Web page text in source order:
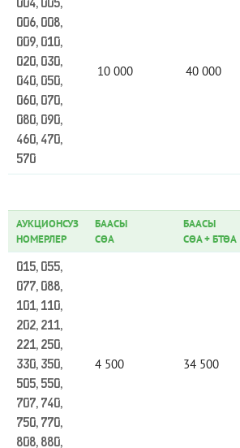
004, 005,
006, 008,
009, 010,
020, 030,
040, 050,
060, 070,
080, 090,
460, 470,
570
10 000 40 000
АУКЦИОНСУЗ
НОМЕРЛЕР
БААСЫ
СӨА
БААСЫ
СӨА+БТӨА
015, 055,
077, 088,
101, 110,
202, 211,
221, 250,
330, 350,
505, 550,
707, 740,
750, 770,
808, 880,
4 500 34 500